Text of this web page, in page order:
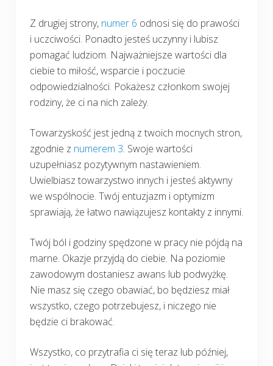
Z drugiej strony, numer 6 odnosi się do prawości
i uczciwości. Ponadto jesteś uczynny i lubisz
pomagać ludziom. Najważniejsze wartości dla
ciebie to miłość, wsparcie i poczucie
odpowiedzialności. Pokażesz członkom swojej
rodziny, że ci na nich zależy.
Towarzyskość jest jedną z twoich mocnych stron,
zgodnie z numerem 3. Swoje wartości
uzupełniasz pozytywnym nastawieniem.
Uwielbiasz towarzystwo innych i jesteś aktywny
we wspólnocie. Twój entuzjazm i optymizm
sprawiają, że łatwo nawiązujesz kontakty z innymi.
Twój ból i godziny spędzone w pracy nie pójdą na
marne. Okazje przyjdą do ciebie. Na poziomie
zawodowym dostaniesz awans lub podwyżkę.
Nie masz się czego obawiać, bo będziesz miał
wszystko, czego potrzebujesz, i niczego nie
będzie ci brakować.
Wszystko, co przytrafia ci się teraz lub później,